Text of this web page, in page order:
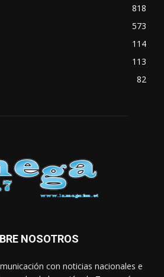
818
573
114
113
82
NOSOTROS
con noticias nacionales e